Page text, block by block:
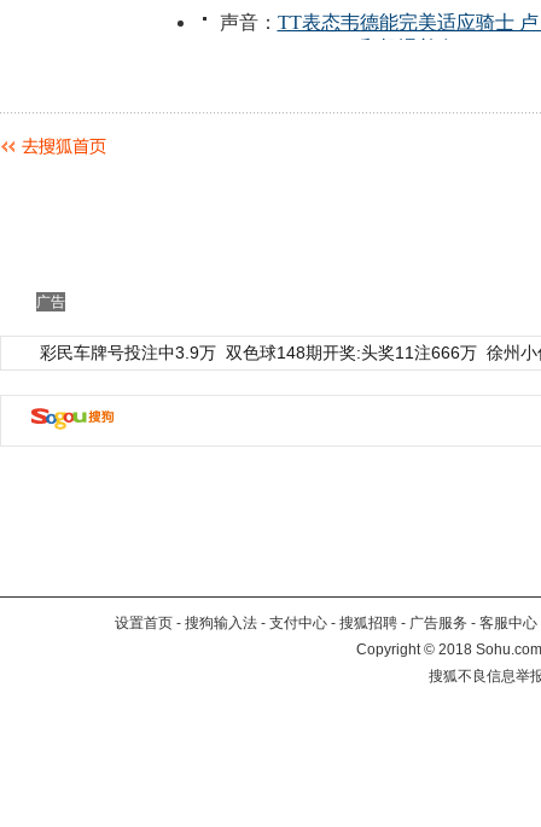
广告
彩民车牌号投注中3.9万 双色球148期开奖:头奖11注666万 徐州
设置首页 - 搜狗输入法 - 支付中心 - 搜狐招聘 - 广告服务 - 客服中心
Copyright©2018
搜狐不良信息举